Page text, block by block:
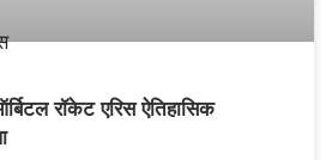
रॉकेट एरिस ऐतिहासिक